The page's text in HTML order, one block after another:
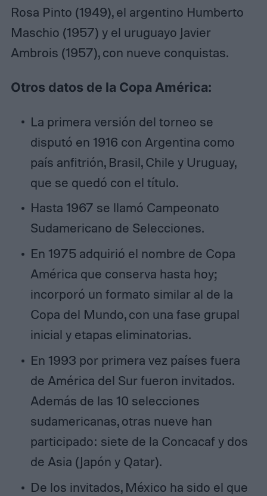
Rosa Pinto (1949), el argentino Humberto
Maschio (1957) y el uruguayo Javier
Ambrois (1957), con nueve conquistas.
Otros datos de la Copa América:
La primera versión del torneo se
disputó en 1916 con Argentina como
país anfitrión, Brasil, Chile y Uruguay,
que se quedó con el título.
Hasta 1967 se llamó Campeonato
Sudamericano de Selecciones.
En 1975 adquirió el nombre de Copa
América que conserva hasta hoy;
incorporó un formato similar al de la
Copa del Mundo, con una fase grupal
inicial y etapas eliminatorias.
En 1993 por primera vez países fuera
de América del Sur fueron invitados.
Además de las 10 selecciones
sudamericanas, otras nueve han
participado: siete de la Concacaf y dos
de Asia (Japón y Qatar).
De los invitados, México ha sido el que